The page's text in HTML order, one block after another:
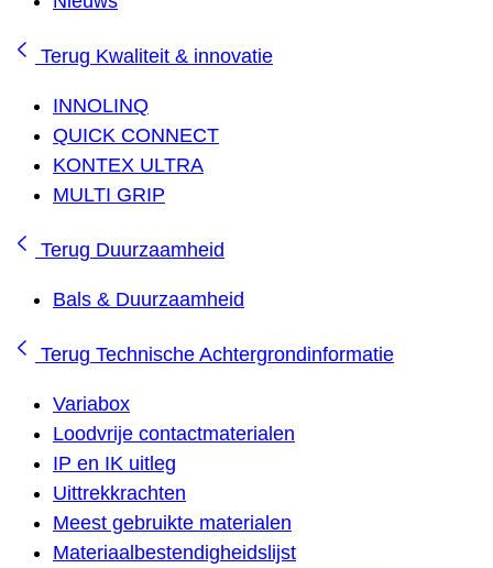
Terug Kwaliteit & innovatie
INNOLINQ
QUICK CONNECT
KONTEX ULTRA
MULTI GRIP
Terug Duurzaamheid
Bals & Duurzaamheid
Terug Technische Achtergrondinformatie
Variabox
Loodvrije contactmaterialen
IP en IK uitleg
Uittrekkrachten
Meest gebruikte materialen
Materiaalbestendigheidslijst